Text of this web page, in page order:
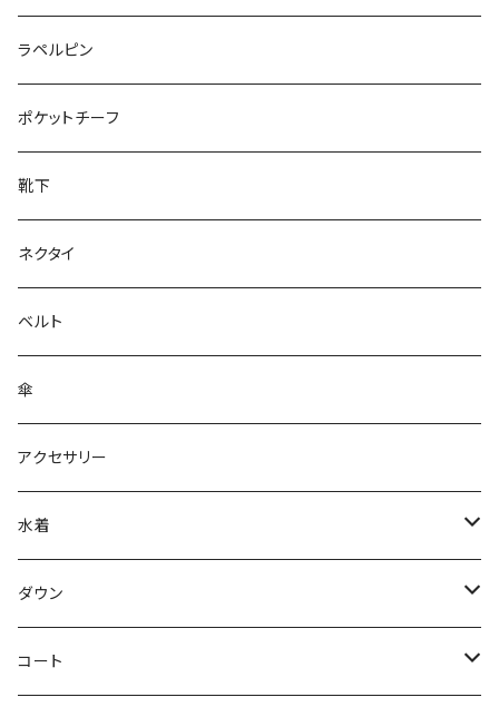
50/XL～
27cm～
28cm～
ラペルピン
ポケットチーフ
靴下
ネクタイ
ベルト
傘
アクセサリー
水着
～44/S
46/M
ダウン
～44/S
コート